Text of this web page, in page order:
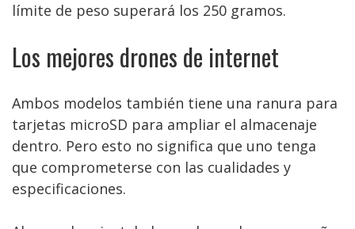
límite de peso superará los 250 gramos.
Los mejores drones de internet
Ambos modelos también tiene una ranura para
tarjetas microSD para ampliar el almacenaje
dentro. Pero esto no significa que uno tenga
que comprometerse con las cualidades y
especificaciones.